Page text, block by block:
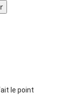
le point